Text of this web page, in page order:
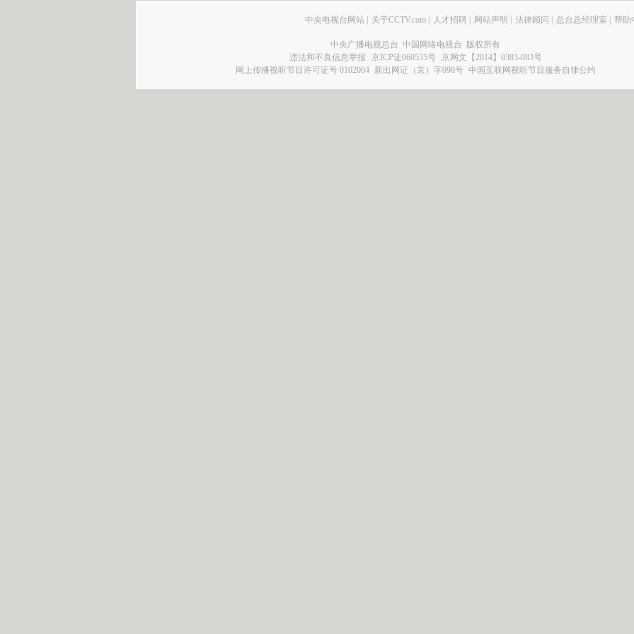
中央电视台网站 关于CCTV.com 人才招聘 网站声明 法律顾问 总台总经理室 帮助
中央广播电视总台 中国网络电视台 版权所有
违法和不良信息举报
京ICP证060535号
京网文【2014】0383-083号
网上传播视听节目许可证号 0102004 新出网证（京）字098号 中国互联网视听节目服务自律公约